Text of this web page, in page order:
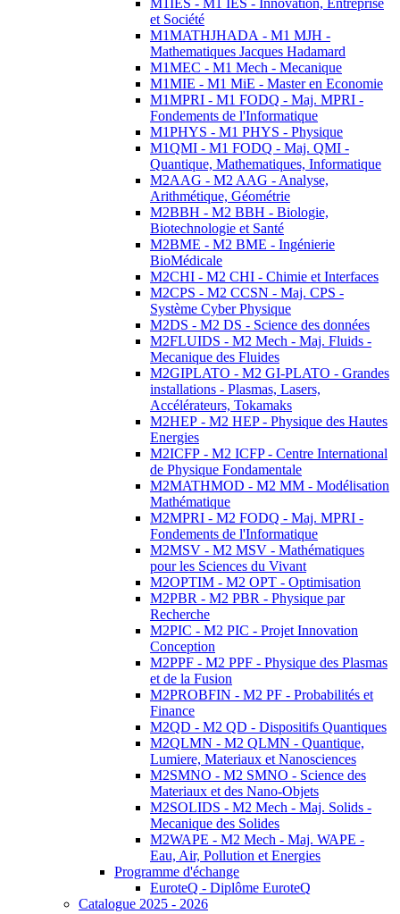
M1IES - M1 IES - Innovation, Entreprise
et Société
M1MATHJHADA - M1 MJH -
Mathematiques Jacques Hadamard
M1MEC - M1 Mech - Mecanique
M1MIE - M1 MiE - Master en Economie
M1MPRI - M1 FODQ - Maj. MPRI -
Fondements de l'Informatique
M1PHYS - M1 PHYS - Physique
M1QMI - M1 FODQ - Maj. QMI -
Quantique, Mathematiques, Informatique
M2AAG - M2 AAG - Analyse,
Arithmétique, Géométrie
M2BBH - M2 BBH - Biologie,
Biotechnologie et Santé
M2BME - M2 BME - Ingénierie
BioMédicale
M2CHI - M2 CHI - Chimie et Interfaces
M2CPS - M2 CCSN - Maj. CPS -
Système Cyber Physique
M2DS - M2 DS - Science des données
M2FLUIDS - M2 Mech - Maj. Fluids -
Mecanique des Fluides
M2GIPLATO - M2 GI-PLATO - Grandes
installations - Plasmas, Lasers,
Accélérateurs, Tokamaks
M2HEP - M2 HEP - Physique des Hautes
Energies
M2ICFP - M2 ICFP - Centre International
de Physique Fondamentale
M2MATHMOD - M2 MM - Modélisation
Mathématique
M2MPRI - M2 FODQ - Maj. MPRI -
Fondements de l'Informatique
M2MSV - M2 MSV - Mathématiques
pour les Sciences du Vivant
M2OPTIM - M2 OPT - Optimisation
M2PBR - M2 PBR - Physique par
Recherche
M2PIC - M2 PIC - Projet Innovation
Conception
M2PPF - M2 PPF - Physique des Plasmas
et de la Fusion
M2PROBFIN - M2 PF - Probabilités et
Finance
M2QD - M2 QD - Dispositifs Quantiques
M2QLMN - M2 QLMN - Quantique,
Lumiere, Materiaux et Nanosciences
M2SMNO - M2 SMNO - Science des
Materiaux et des Nano-Objets
M2SOLIDS - M2 Mech - Maj. Solids -
Mecanique des Solides
M2WAPE - M2 Mech - Maj. WAPE -
Eau, Air, Pollution et Energies
Programme d'échange
EuroteQ - Diplôme EuroteQ
Catalogue 2025 - 2026